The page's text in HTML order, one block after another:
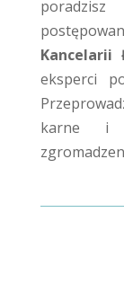
Kancelarii
eksperci
karne i